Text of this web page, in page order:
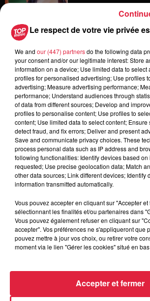
6 août 2026
pape à Metz en
5 août 2026
Europa-Park : des
l’après Euro-Mir
Thierry du
Mann à
Thierry du Domaine
Le respect de votre vie privée
We and our (447) partnersdo the following data
your consent and/or our legitimate interest: Store
information on a device; Use limited data to select
profiles for personalised advertising; Use profiles
advertising; Measure advertising performance;
performance; Understand audiences through
of data from different sources; Develop and
profiles to personalise content; Use profiles to
content; Use limited data to select content; Ensure
detect fraud, and fix errors; Deliver and present
Save and communicate privacy choices. These
process personal data such as IP address and
following functionalities: Identify devices based
requested; Use precise geolocation data; Match
other data sources; Link different devices; Identify
information transmitted automatically.
Vous pouvez accepter en cliquant sur "Accepter
sélectionnant les finalités et/ou partenaires dans
Vous pouvez également refuser en cliquant sur
accepter". Vos préférences ne s'appliqueront que
pouvez mettre à jour vos choix, ou retirer votre
moment via le lien "Gérer les cookies" situé en
Accepter et fermer